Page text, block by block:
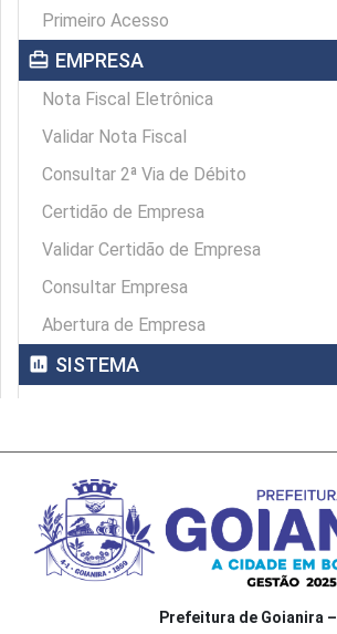
Primeiro Acesso
card_travel EMPRESA
Nota Fiscal Eletrônica
Validar Nota Fiscal
Consultar 2ª Via de Débito
Certidão de Empresa
Validar Certidão de Empresa
Consultar Empresa
Abertura de Empresa
assessment SISTEMA
Prefeitura de Goianira –